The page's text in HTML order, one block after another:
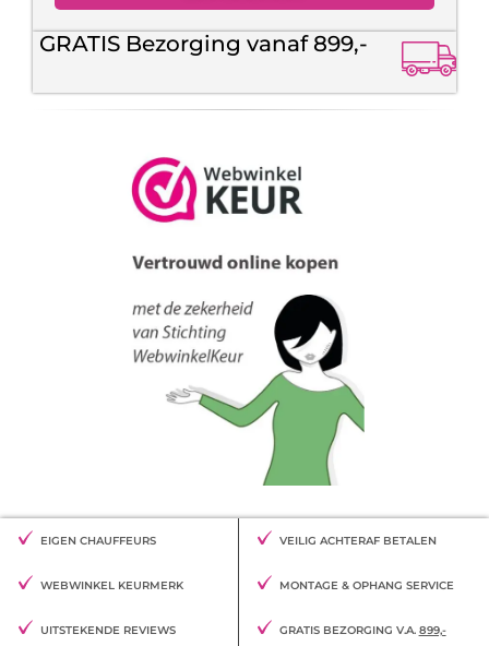
GRATIS Bezorging vanaf 899,-
EIGEN CHAUFFEURS VEILIG ACHTERAF BETALEN
WEBWINKEL KEURMERK MONTAGE & OPHANG SERVICE
UITSTEKENDE REVIEWS GRATIS BEZORGING V.A. 899,-